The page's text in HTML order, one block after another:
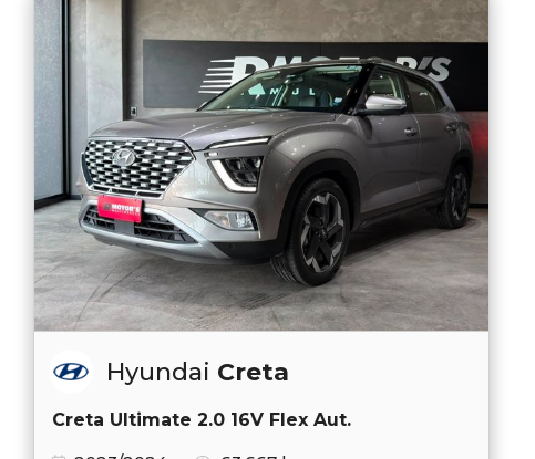
Hyundai Creta
Creta Ultimate 2.0 16V Flex Aut.